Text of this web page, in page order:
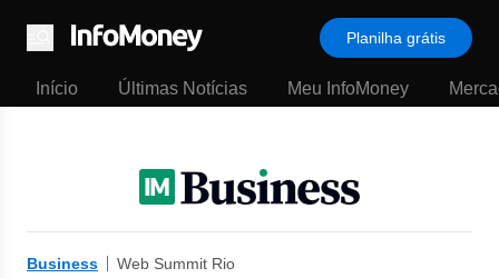
Menu
Planilha grátis
Início Últimas Notícias Meu InfoMoney
Business Web Summit Rio